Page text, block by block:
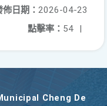
佈日期： 2026-04-23
點擊率： 54 |
Cheng De